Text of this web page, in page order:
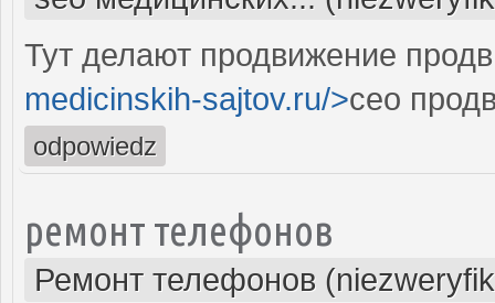
Тут делают продвижение
medicinskih-sajtov.ru/>сео
odpowiedz
ремонт телефонов
Ремонт телефонов